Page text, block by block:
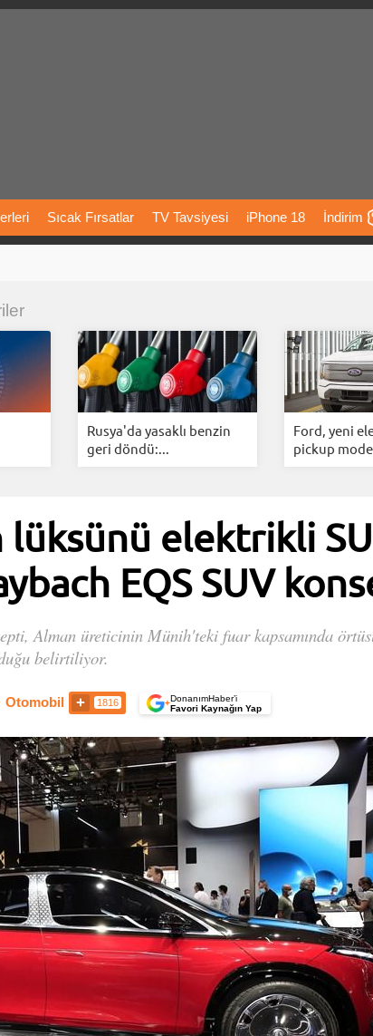
Sıcak Fırsatlar TV Tavsiyesi iPhone 18 İndirim
İnstagram Çöktü Mü
Rusya'da yasaklı benzin
geri döndü:...
Ford, yeni
pickup
elektrikli
EQS SUV
Alman üreticinin Münih'teki fuar kapsamında
belirtiliyor.
Otomobil 1816 +DonanımHaber’i
Favori Kaynağın Yap